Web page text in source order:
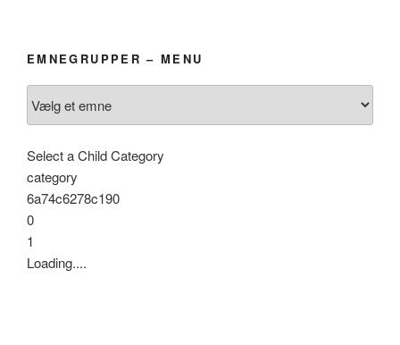
EMNEGRUPPER – MENU
Select a Child Category
category
6a74c6278c190
0
1
Loading....